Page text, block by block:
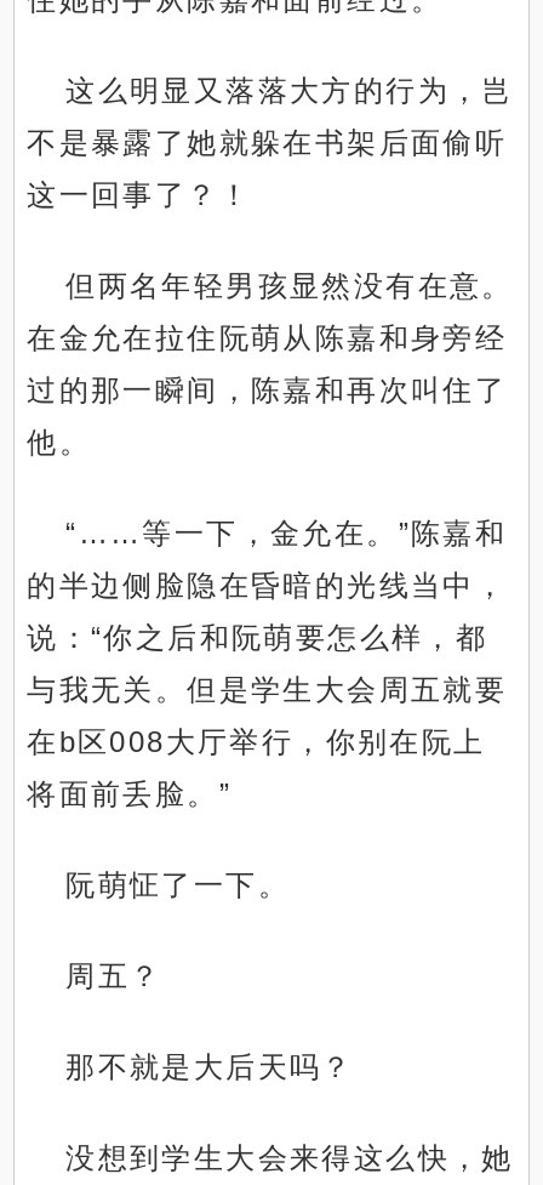
这么明显又落落大方的行为，岂
不是暴露了她就躲在书架后面偷听
这一回事了？！
但两名年轻男孩显然没有在意。
在金允在拉住阮萌从陈嘉和身旁经
过的那一瞬间，陈嘉和再次叫住了
他。
“……等一下，金允在。”陈嘉和
的半边侧脸隐在昏暗的光线当中，
说：“你之后和阮萌要怎么样，都
与我无关。但是学生大会周五就要
在b区008大厅举行，你别在阮上
将面前丢脸。”
阮萌怔了一下。
周五？
那不就是大后天吗？
没想到学生大会来得这么快，她